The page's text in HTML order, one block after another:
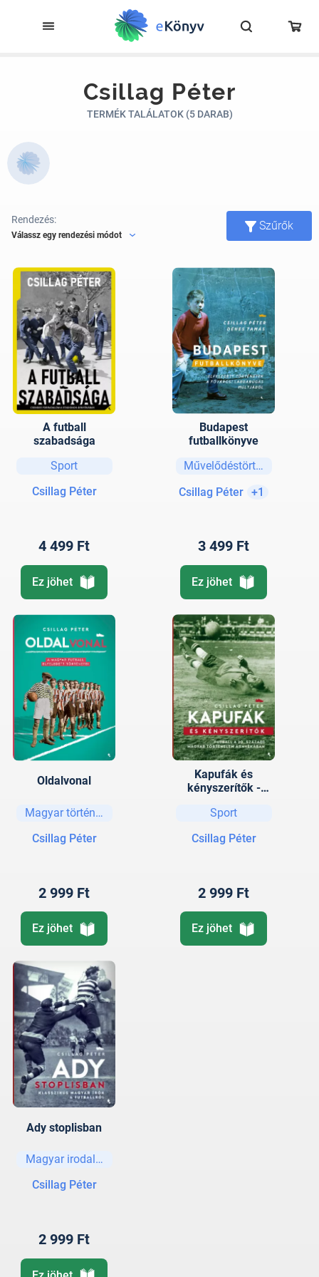
Csillag Péter
TERMÉK TALÁLATOK (5 DARAB)
Rendezés:
Válassz egy rendezési módot
Szűrők
A futball
szabadsága
Sport
Csillag Péter
4 499 Ft
Ez jöhet
Budapest
futballkönyve
Művelődéstörténet
Csillag Péter +1
3 499 Ft
Ez jöhet
Oldalvonal
Magyar történelem
Csillag Péter
2 999 Ft
Ez jöhet
Kapufák és
kényszerítők -
századi magyar
árnyékában
Sport
Csillag Péter
2 999 Ft
Ez jöhet
Ady stoplisban
Magyar irodalom
Csillag Péter
2 999 Ft